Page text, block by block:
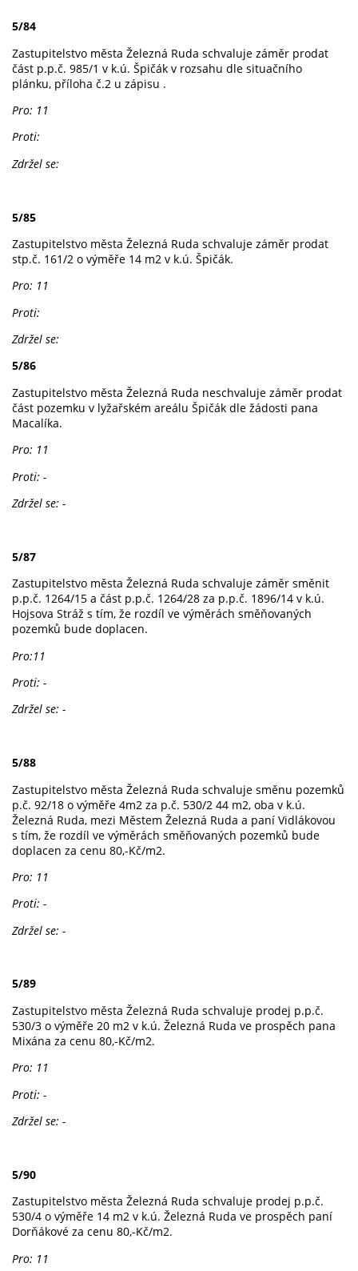
5/84
Zastupitelstvo města Železná Ruda schvaluje záměr prodat
část p.p.č. 985/1 v k.ú. Špičák v rozsahu dle situačního
plánku, příloha č.2 u zápisu .
Pro: 11
Proti:
Zdržel se:
5/85
Zastupitelstvo města Železná Ruda schvaluje záměr prodat
stp.č. 161/2 o výměře 14 m2 v k.ú. Špičák.
Pro: 11
Proti:
Zdržel se:
5/86
Zastupitelstvo města Železná Ruda neschvaluje záměr prodat
část pozemku v lyžařském areálu Špičák dle žádosti pana
Macalíka.
Pro: 11
Proti: -
Zdržel se: -
5/87
Zastupitelstvo města Železná Ruda schvaluje záměr směnit
p.p.č. 1264/15 a část p.p.č. 1264/28 za p.p.č. 1896/14 v k.ú.
Hojsova Stráž s tím, že rozdíl ve výměrách směňovaných
pozemků bude doplacen.
Pro:11
Proti: -
Zdržel se: -
5/88
Zastupitelstvo města Železná Ruda schvaluje směnu pozemků
p.č. 92/18 o výměře 4m2 za p.č. 530/2 44 m2, oba v k.ú.
Železná Ruda, mezi Městem Železná Ruda a paní Vidlákovou
s tím, že rozdíl ve výměrách směňovaných pozemků bude
doplacen za cenu 80,-Kč/m2.
Pro: 11
Proti: -
Zdržel se: -
5/89
Zastupitelstvo města Železná Ruda schvaluje prodej p.p.č.
530/3 o výměře 20 m2 v k.ú. Železná Ruda ve prospěch pana
Mixána za cenu 80,-Kč/m2.
Pro: 11
Proti: -
Zdržel se: -
5/90
Zastupitelstvo města Železná Ruda schvaluje prodej p.p.č.
530/4 o výměře 14 m2 v k.ú. Železná Ruda ve prospěch paní
Dorňákové za cenu 80,-Kč/m2.
Pro: 11